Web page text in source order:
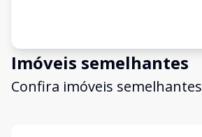
Imóveis semelhantes
Confira imóveis semelhantes